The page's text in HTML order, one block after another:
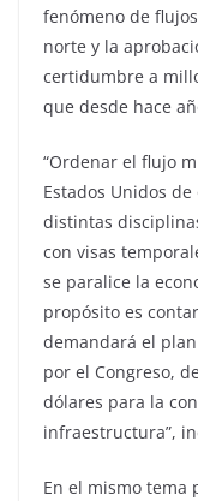
fenómeno de
norte y la
certidumbre a
que desde hace
“Ordenar el flujo
Estados Unidos
distintas
con visas
se paralice la
propósito es
demandará el
por el Congreso,
dólares para la
infraestructura”,
En el mismo tema